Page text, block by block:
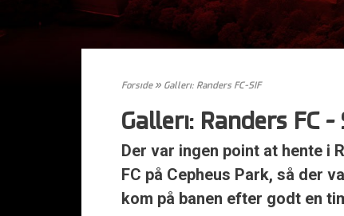
Forside» Galleri: Randers FC-SIF
Galleri: Randers FC –
Der var ingen point at hente i
FC på Cepheus Park, så der
kom på banen efter godt en